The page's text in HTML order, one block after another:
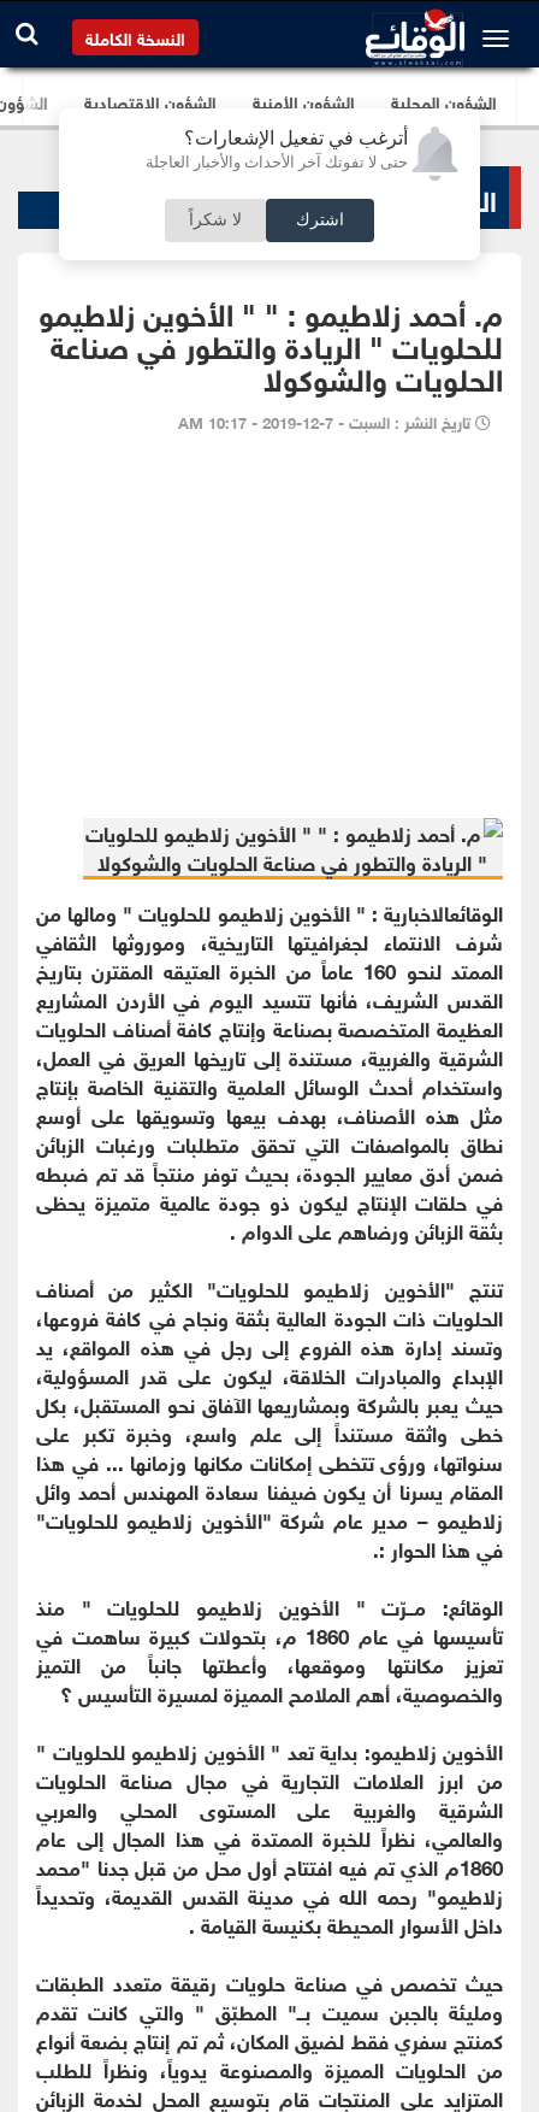
أترغب في تفعيل الإشعارات؟
حتى لا تفوتك آخر الأحداث والأخبار العاجلة
اشترك لا شكراً
النسخة الكاملة
الشؤون المحلية الشؤون الأمنية الشؤون الإقتصادية
البنوك و الشركات
م. أحمد زلاطيمو : " " الأخوين زلاطيمو
للحلويات " الريادة والتطور في صناعة
الحلويات والشوكولا
تاريخ النشر : السبت - 7-12-2019 - 10:17 AM
الوقائعالاخبارية : " الأخوين زلاطيمو للحلويات " ومالها من
شرف الانتماء لجغرافيتها التاريخية، وموروثها الثقافي
الممتد لنحو 160 عاماً من الخبرة العتيقه المقترن بتاريخ
القدس الشريف، فأنها تتسيد اليوم في الأردن المشاريع
العظيمة المتخصصة بصناعة وإنتاج كافة أصناف الحلويات
الشرقية والغربية، مستندة إلى تاريخها العريق في العمل،
واستخدام أحدث الوسائل العلمية والتقنية الخاصة بإنتاج
مثل هذه الأصناف، بهدف بيعها وتسويقها على أوسع
نطاق بالمواصفات التي تحقق متطلبات ورغبات الزبائن
ضمن أدق معايير الجودة، بحيث توفر منتجاً قد تم ضبطه
في حلقات الإنتاج ليكون ذو جودة عالمية متميزة يحظى
بثقة الزبائن ورضاهم على الدوام .
تنتج "الأخوين زلاطيمو للحلويات" الكثير من أصناف
الحلويات ذات الجودة العالية بثقة ونجاح في كافة فروعها،
وتسند إدارة هذه الفروع إلى رجل في هذه المواقع، يد
الإبداع والمبادرات الخلاقة، ليكون على قدر المسؤولية،
حيث يعبر بالشركة وبمشاريعها الآفاق نحو المستقبل، بكل
خطى واثقة مستنداً إلى علم واسع، وخبرة تكبر على
سنواتها، ورؤى تتخطى إمكانات مكانها وزمانها ... في هذا
المقام يسرنا أن يكون ضيفنا سعادة المهندس أحمد وائل
زلاطيمو – مدير عام شركة "الأخوين زلاطيمو للحلويات"
في هذا الحوار :.
الوقائع: مــرّت " الأخوين زلاطيمو للحلويات " منذ
تأسيسها في عام 1860 م، بتحولات كبيرة ساهمت في
تعزيز مكانتها وموقعها، وأعطتها جانباً من التميز
والخصوصية، أهم الملامح المميزة لمسيرة التأسيس ؟
الأخوين زلاطيمو: بداية تعد " الأخوين زلاطيمو للحلويات "
من ابرز العلامات التجارية في مجال صناعة الحلويات
الشرقية والغربية على المستوى المحلي والعربي
والعالمي، نظراً للخبرة الممتدة في هذا المجال إلى عام
1860م الذي تم فيه افتتاح أول محل من قبل جدنا "محمد
زلاطيمو" رحمه الله في مدينة القدس القديمة، وتحديداً
داخل الأسوار المحيطة بكنيسة القيامة .
حيث تخصص في صناعة حلويات رقيقة متعدد الطبقات
ومليئة بالجبن سميت بــ" المطبّق " والتي كانت تقدم
كمنتج سفري فقط لضيق المكان، ثم تم إنتاج بضعة أنواع
من الحلويات المميزة والمصنوعة يدوياً، ونظراً للطلب
المتزايد على المنتجات قام بتوسيع المحل لخدمة الزبائن